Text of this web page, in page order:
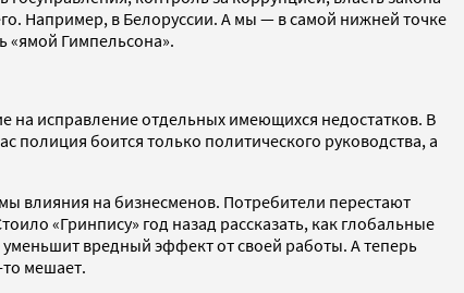
Например, в Белоруссии. А мы — в самой нижней точке
«ямой Гимпельсона».
на исправление отдельных имеющихся недостатков. В
полиция боится только политического руководства, а
влияния на бизнесменов. Потребители перестают
«Гринпису» год назад рассказать, как глобальные
вредный эффект от своей работы. А теперь
то мешает.